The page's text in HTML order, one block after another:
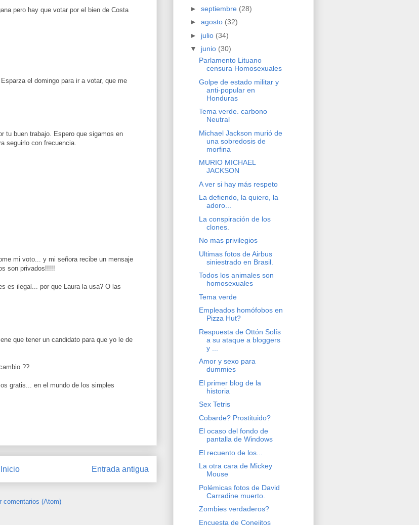
pero hay que votar por el bien de Costa
el domingo para ir a votar, que me
tu buen trabajo. Espero que sigamos en
seguirlo con frecuencia.
mi voto... y mi señora recibe un mensaje
son privados!!!!!
es ilegal... por que Laura la usa? O las
que tener un candidato para que yo le de
??
gratis... en el mundo de los simples
Entrada antigua
Inicio
comentarios (Atom)
► septiembre (28)
► agosto (32)
► julio (34)
▼ junio (30)
Parlamento Lituano
censura Homosexuales
Golpe de estado militar y
anti-popular en
Honduras
Tema verde. carbono
Neutral
Michael Jackson murió de
una sobredosis de
morfina
MURIO MICHAEL
JACKSON
A ver si hay más respeto
La defiendo, la quiero, la
adoro...
La conspiración de los
clones.
No mas privilegios
Ultimas fotos de Airbus
siniestrado en Brasil.
Todos los animales son
homosexuales
Tema verde
Empleados homófobos en
Pizza Hut?
Respuesta de Ottón Solís
a su ataque a bloggers
y ...
Amor y sexo para
dummies
El primer blog de la
historia
Sex Tetris
Cobarde? Prostituido?
El ocaso del fondo de
pantalla de Windows
El recuento de los...
La otra cara de Mickey
Mouse
Polémicas fotos de David
Carradine muerto.
Zombies verdaderos?
Encuesta de Conejitos